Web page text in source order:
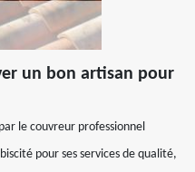
un bon artisan pour
le couvreur professionnel
pour ses services de qualité,